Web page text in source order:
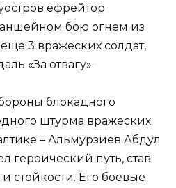
ефрейтор
бою огнем из
3 вражеских солдат,
«За отвагу».
блокадного
штурма вражеских
– Альмурзиев Абдул
героический путь, став
стойкости. Его боевые